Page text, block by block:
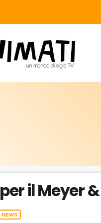
il Meyer
NEWS